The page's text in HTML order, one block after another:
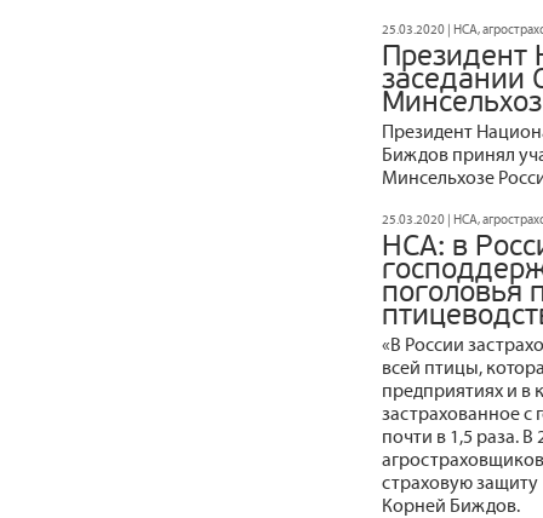
25.03.2020 | НСА,
Президент
заседании
Президент
Биждов принял
Минсельхозе
25.03.2020 | НСА,
НСА: в
поголовья
«В России
всей птицы,
предприятиях и в
застрахованное
почти в 1,5 раза.
страховую защиту
Корней Биждов.